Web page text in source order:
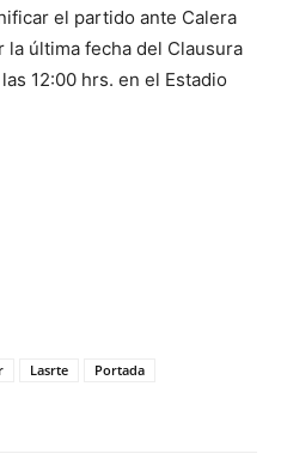
el partido ante Calera
última fecha del Clausura
12:00 hrs. en el Estadio
Lasrte
Portada